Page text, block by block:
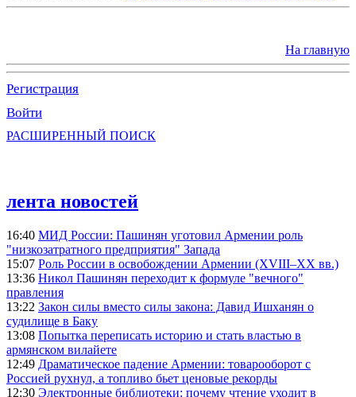
На главную
Регистрация
Войти
РАСШИРЕННЫЙ ПОИСК
лента новостей
16:40 МИД России: Пашинян уготовил Армении роль
"низкозатратного предприятия" Запада
15:07 Роль России в освобождении Армении (XVIII–XX вв.)
13:36 Никол Пашинян переходит к формуле "вечного"
правления
13:22 Закон силы вместо силы закона: Давид Ишханян о
судилище в Баку
13:08 Попытка переписать историю и стать властью в
армянском вилайете
12:49 Драматическое падение Армении: товарооборот с
Россией рухнул, а топливо бьет ценовые рекорды
12:30 Электронные библиотеки: почему чтение уходит в